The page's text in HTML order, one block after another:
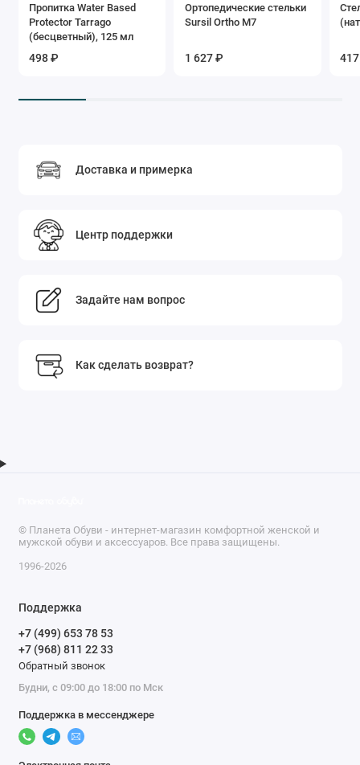
Пропитка Water Based
Protector Tarrago
(бесцветный), 125 мл
498 ₽
Ортопедические стельки
Sursil Ortho М7
1 627 ₽
Доставка и примерка
Центр поддержки
Задайте нам вопрос
Как сделать возврат?
© Планета Обуви - интернет-магазин комфортной женской и
мужской обуви и аксессуаров. Все права защищены.
1996-2026
Поддержка
+7 (499) 653 78 53
+7 (968) 811 22 33
Обратный звонок
Будни, с 09:00 до 18:00 по Мск
Поддержка в мессенджере